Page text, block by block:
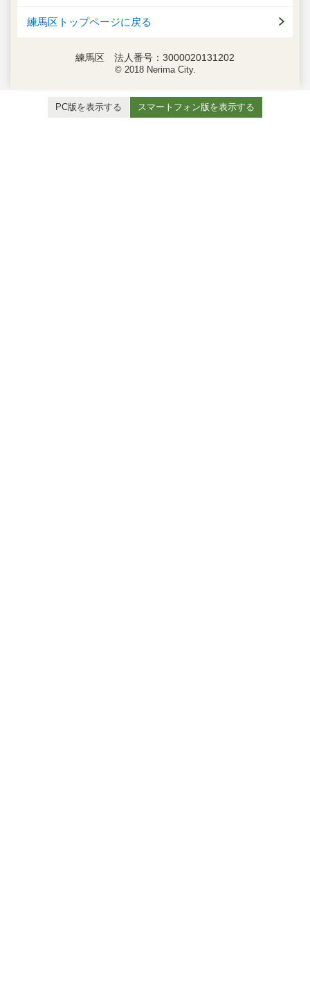
練馬区トップページに戻る
練馬区 法人番号：3000020131202
© 2018 Nerima City.
PC版を表示する スマートフォン版を表示する